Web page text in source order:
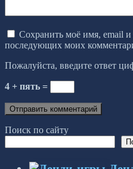
Сохранить моё имя, email и
последующих моих
Пожалуйста, введите ответ
4 + пять =
Поиск по сайту